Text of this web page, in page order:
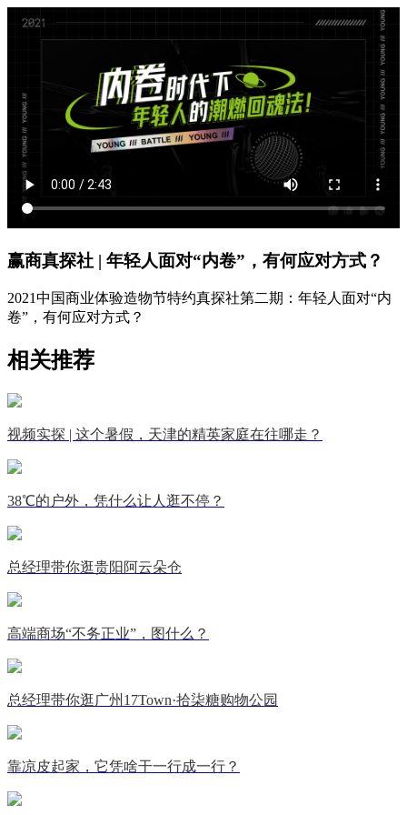
赢商真探社 | 年轻人面对“内卷”，有何应对方式？
2021中国商业体验造物节特约真探社第二期：年轻人面对“内
卷”，有何应对方式？
相关推荐
视频实探 | 这个暑假，天津的精英家庭在往哪走？
38℃的户外，凭什么让人逛不停？
总经理带你逛贵阳阿云朵仓
高端商场“不务正业”，图什么？
总经理带你逛广州17Town·拾柒糖购物公园
靠凉皮起家，它凭啥干一行成一行？